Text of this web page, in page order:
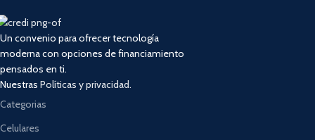
Un convenio para ofrecer tecnología
moderna con opciones de financiamiento
pensados en ti.
Nuestras Políticas y privacidad.
Categorias
Celulares